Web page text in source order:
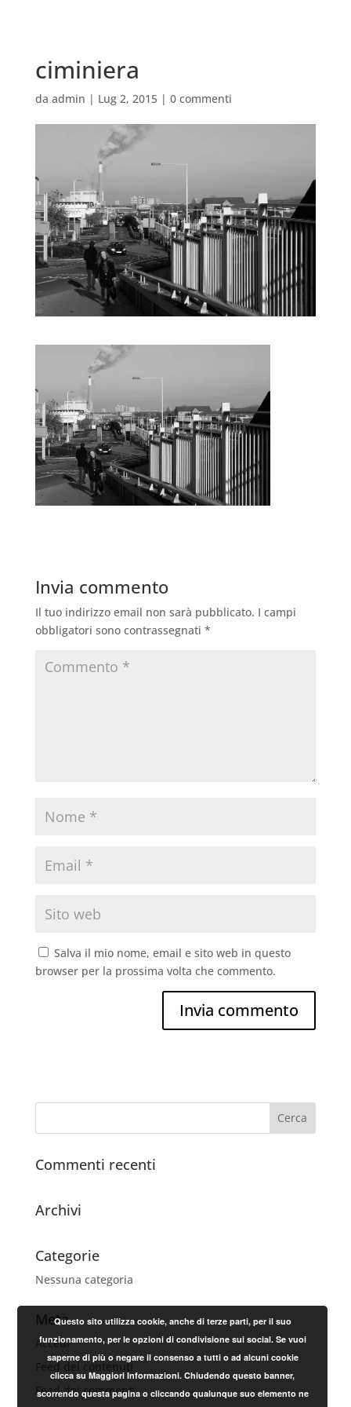
ciminiera
da admin | Lug 2, 2015| 0 commenti
Invia commento
Il tuo indirizzo email non sarà pubblicato. I campi
obbligatori sono contrassegnati *
Salva il mio nome, email e sito web in questo
browser per la prossima volta che commento.
Commenti recenti
Archivi
Categorie
Nessuna categoria
Meta
Accedi
Feed dei contenuti
Feed dei commenti
Questo sito utilizza cookie, anche di terze parti, per il suo
funzionamento, per le opzioni di condivisione sui social. Se vuoi
saperne di più o negare il consenso a tutti o ad alcuni cookie
clicca su Maggiori Informazioni. Chiudendo questo banner,
scorrendo questa pagina o cliccando qualunque suo elemento ne